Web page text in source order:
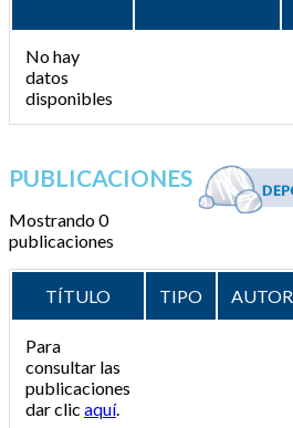
No hay
datos
disponibles
PUBLICACIONES
Mostrando 0
publicaciones
TÍTULO TIPO AUTOR
Para
consultar las
publicaciones
dar clic aquí.